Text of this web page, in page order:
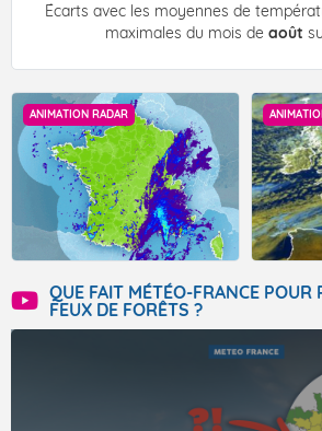
Écarts avec les moyennes de
maximales du mois de août
ANIMATION RADAR
QUE FAIT MÉTÉO-FRANCE POUR
FEUX DE FORÊTS ?